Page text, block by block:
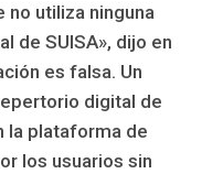
no utiliza ninguna
de SUISA», dijo en
es falsa. Un
digital de
la plataforma de
los usuarios sin